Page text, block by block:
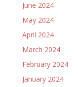
June 2024
May 2024
April 2024
March 2024
February 2024
January 2024